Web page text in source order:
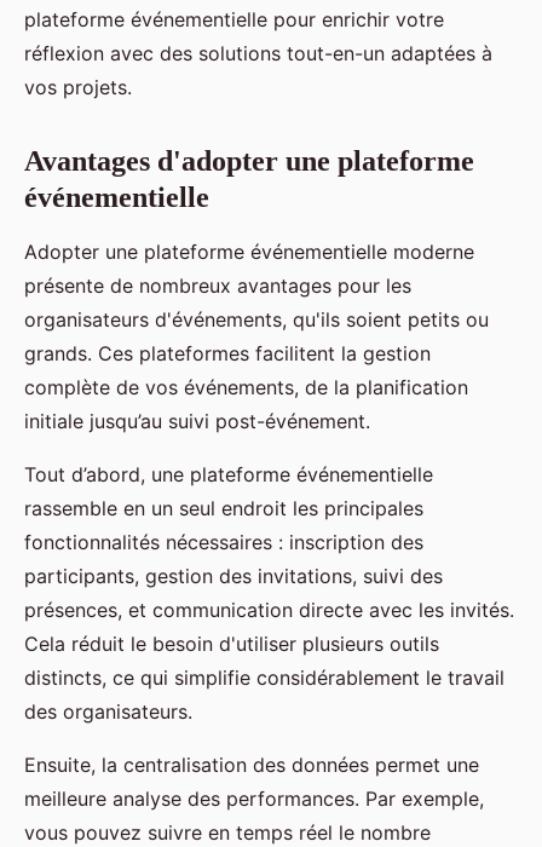
plateforme événementielle pour enrichir votre
réflexion avec des solutions tout-en-un adaptées à
vos projets.
Avantages d'adopter une plateforme
événementielle
Adopter une plateforme événementielle moderne
présente de nombreux avantages pour les
organisateurs d'événements, qu'ils soient petits ou
grands. Ces plateformes facilitent la gestion
complète de vos événements, de la planification
initiale jusqu’au suivi post-événement.
Tout d’abord, une plateforme événementielle
rassemble en un seul endroit les principales
fonctionnalités nécessaires : inscription des
participants, gestion des invitations, suivi des
présences, et communication directe avec les invités.
Cela réduit le besoin d'utiliser plusieurs outils
distincts, ce qui simplifie considérablement le travail
des organisateurs.
Ensuite, la centralisation des données permet une
meilleure analyse des performances. Par exemple,
vous pouvez suivre en temps réel le nombre